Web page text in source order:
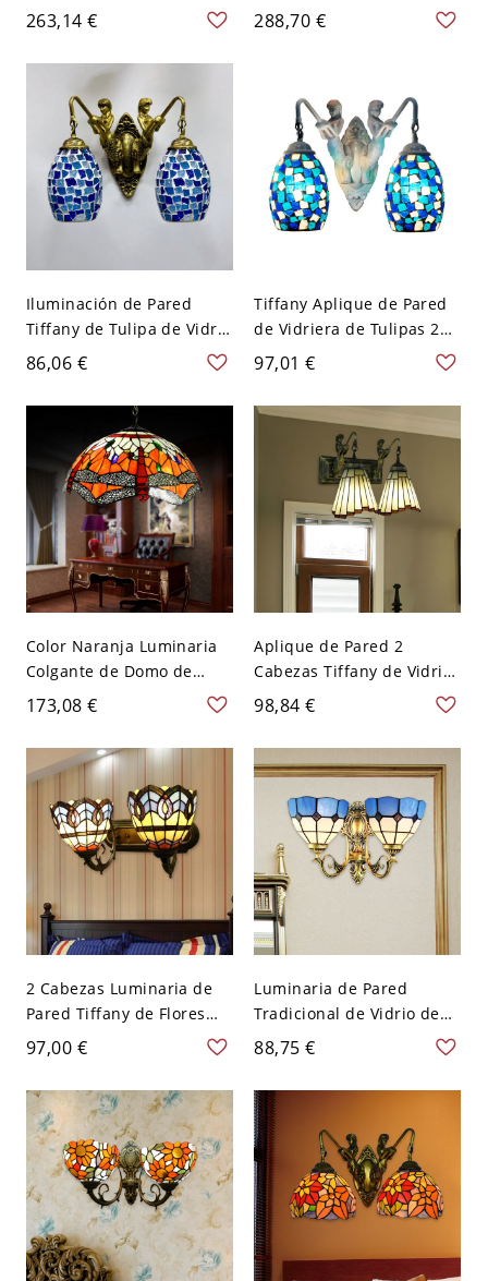
de joya barroca y pantalla
de vidrio blanco con
borde ondulado para
dormitorio con 2 cabezas
263,14 €
de uva, forma de cuenco
con 2 luces y vidrio teñido
288,70 €
Iluminación de Pared
Tiffany de Tulipa de Vidrio
Luz de Pared 2 Cabezas
con Diseño de Sirena para
Corredor - Azul océano
110 A 120 V
86,06 €
Tiffany Aplique de Pared
de Vidriera de Tulipas 2
Bombillas Luminaria de
Pared con Base de Diseño
de Sirenas para Salón -
Azul 110 A 120 V
97,01 €
Color Naranja Luminaria
Colgante de Domo de
Vidrio 1 Cabeza Luz
Suspendida Victoriana
con Patrón de Libélulas -
Naranja 110 A 120 V
173,08 €
Aplique de Pared 2
Cabezas Tiffany de Vidrio
en Amarillo Luminaria de
Pared de Canpanas con
Sirenas - Amarillo 110 A
120 V
98,84 €
2 Cabezas Luminaria de
Pared Tiffany de Flores
Iluminación de Pared de
Cuarto - Beige 110 A 120 V
97,00 €
Luminaria de Pared
Tradicional de Vidrio de
Domo 2 Cabezas Luz de
antiguo 110 A 120 V
88,75 €